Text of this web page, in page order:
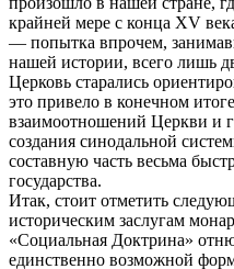
крайней мере с конца XV
— попытка впрочем,
нашей истории, всего лишь
Церковь старались
это привело в конечном
взаимоотношений Церкви и
создания синодальной
составную часть весьма
государства.
Итак, стоит отметить
историческим заслугам
«Социальная Доктрина»
единственно возможной